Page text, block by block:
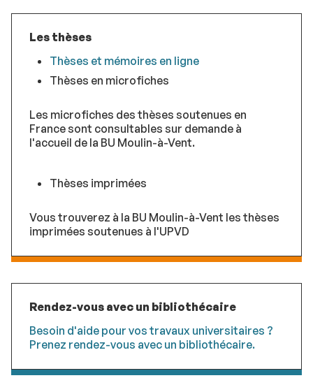
Les thèses
Thèses et mémoires en ligne
Thèses en microfiches
Les microfiches des thèses soutenues en
France sont consultables sur demande à
l'accueil de la BU Moulin-à-Vent.
Thèses imprimées
Vous trouverez à la BU Moulin-à-Vent les thèses
imprimées soutenues à l'UPVD
Rendez-vous avec un bibliothécaire
Besoin d'aide pour vos travaux universitaires ?
Prenez rendez-vous avec un bibliothécaire.